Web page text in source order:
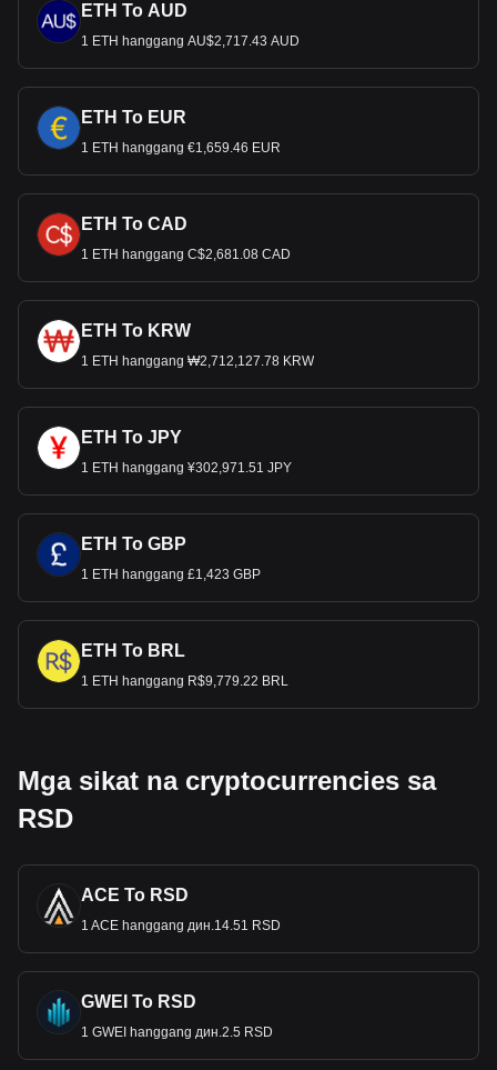
ETH To AUD
1 ETH hanggang AU$2,717.43 AUD
ETH To EUR
1 ETH hanggang €1,659.46 EUR
ETH To CAD
1 ETH hanggang C$2,681.08 CAD
ETH To KRW
1 ETH hanggang ₩2,712,127.78 KRW
ETH To JPY
1 ETH hanggang ¥302,971.51 JPY
ETH To GBP
1 ETH hanggang £1,423 GBP
ETH To BRL
1 ETH hanggang R$9,779.22 BRL
Mga sikat na cryptocurrencies sa
RSD
ACE To RSD
1 ACE hanggang дин.14.51 RSD
GWEI To RSD
1 GWEI hanggang дин.2.5 RSD